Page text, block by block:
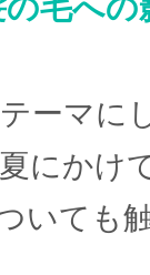
毛への
ーマに
にかけ
いても